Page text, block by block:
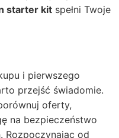
starter kit spełni Twoje
i pierwszego
przejść świadomie.
oferty,
na bezpieczeństwo
Rozpoczynając od